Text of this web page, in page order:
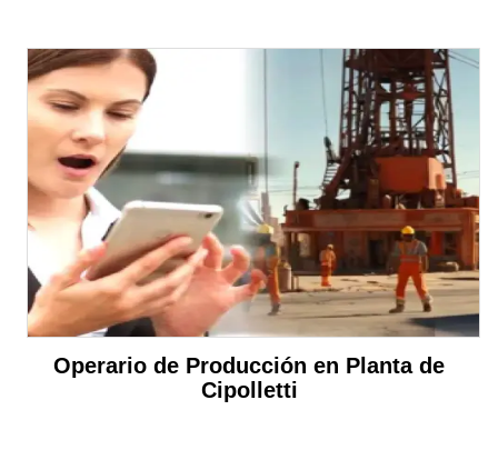
Operario de Producción en Planta de
Cipolletti